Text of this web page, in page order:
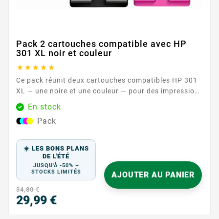
Pack 2 cartouches compatible avec HP
301 XL noir et couleur
    
Ce pack réunit deux cartouches compatibles HP 301
XL — une noire et une couleur — pour des impressions
sereines au quotidien. Conçues pour fonctionner
avec les imprimantes HP acceptant les références HP
301 / HP 301 XL , elles offrent une solution simple et
supports...
En stock
Pack
☀️ LES BONS PLANS
DE L'ÉTÉ
JUSQU'À -50% –
STOCKS LIMITÉS
34,80 €
29,99 €
AJOUTER AU PANIER